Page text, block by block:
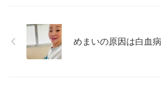
めまいの原因は白血